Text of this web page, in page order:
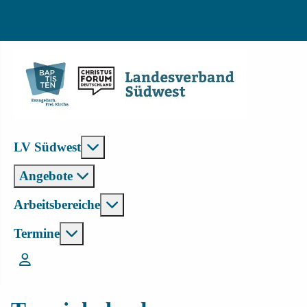
LV Südwest
Angebote
Arbeitsbereiche
Termine